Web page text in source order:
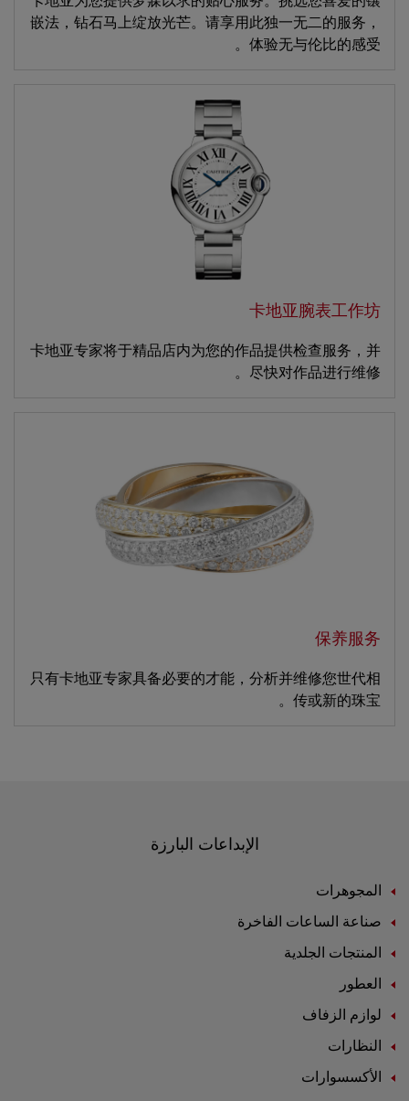
嵌法，钻石马上绽放光芒。请享用此独一无二的服务，
体验无与伦比的感受。
卡地亚腕表工作坊
卡地亚专家将于精品店内为您的作品提供检查服务，并
尽快对作品进行维修。
保养服务
只有卡地亚专家具备必要的才能，分析并维修您世代相
传或新的珠宝。
الإبداعات البارزة
المجوهرات
صناعة الساعات الفاخرة
المنتجات الجلدية
العطور
لوازم الزفاف
النظارات
الأكسسوارات